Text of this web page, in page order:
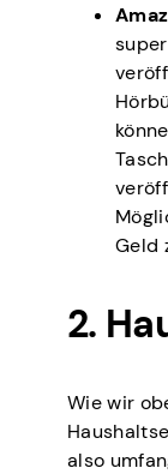
Geld
2.
Wie wir
also